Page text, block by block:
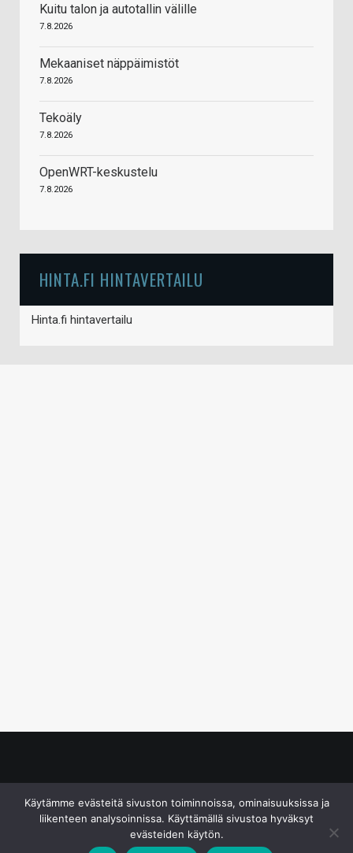
Kuitu talon ja autotallin välille
7.8.2026
Mekaaniset näppäimistöt
7.8.2026
Tekoäly
7.8.2026
OpenWRT-keskustelu
7.8.2026
HINTA.FI HINTAVERTAILU
Hinta.fi hintavertailu
Käytämme evästeitä sivuston toiminnoissa, ominaisuuksissa ja
liikenteen analysoinnissa. Käyttämällä sivustoa hyväksyt
evästeiden käytön.